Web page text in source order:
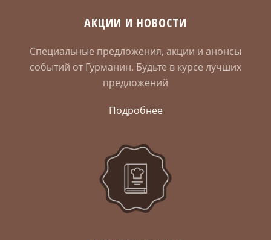
АКЦИИ И НОВОСТИ
Специальные предложения, акции и анонсы
событий от Гурманин. Будьте в курсе лучших
предложений
Подробнее